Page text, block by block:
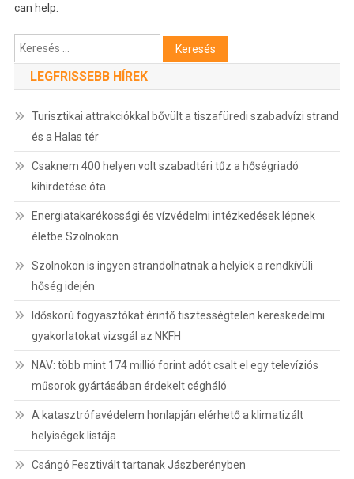
can help.
Keresés:
LEGFRISSEBB HÍREK
Turisztikai attrakciókkal bővült a tiszafüredi szabadvízi strand
és a Halas tér
Csaknem 400 helyen volt szabadtéri tűz a hőségriadó
kihirdetése óta
Energiatakarékossági és vízvédelmi intézkedések lépnek
életbe Szolnokon
Szolnokon is ingyen strandolhatnak a helyiek a rendkívüli
hőség idején
Időskorú fogyasztókat érintő tisztességtelen kereskedelmi
gyakorlatokat vizsgál az NKFH
NAV: több mint 174 millió forint adót csalt el egy televíziós
műsorok gyártásában érdekelt cégháló
A katasztrófavédelem honlapján elérhető a klimatizált
helyiségek listája
Csángó Fesztivált tartanak Jászberényben